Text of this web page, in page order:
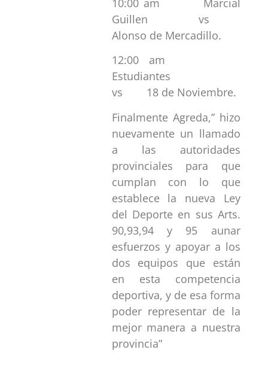
10:00 am Marcial
Guillen vs
Alonso de Mercadillo.
12:00 am
Estudiantes
vs 18 de Noviembre.
Finalmente Agreda,” hizo
nuevamente un llamado
a las autoridades
provinciales para que
cumplan con lo que
establece la nueva Ley
del Deporte en sus Arts.
90,93,94 y 95 aunar
esfuerzos y apoyar a los
dos equipos que están
en esta competencia
deportiva, y de esa forma
poder representar de la
mejor manera a nuestra
provincia”